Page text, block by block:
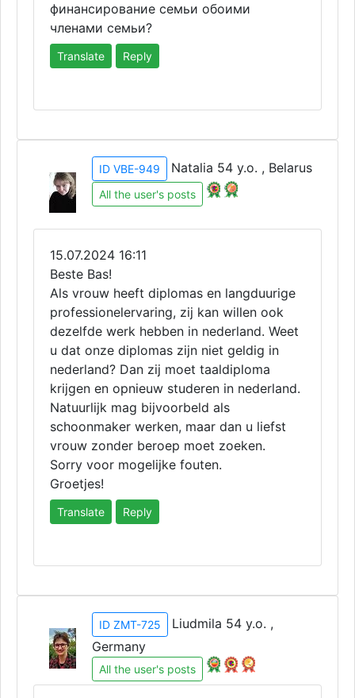
финансирование семьи обоими
членами семьи?
Translate Reply
ID VBE-949 Natalia 54 y.o. , Belarus
All the user's posts
15.07.2024 16:11
Beste Bas!
Als vrouw heeft diplomas en langduurige
professionelervaring, zij kan willen ook
dezelfde werk hebben in nederland. Weet
u dat onze diplomas zijn niet geldig in
nederland? Dan zij moet taaldiploma
krijgen en opnieuw studeren in nederland.
Natuurlijk mag bijvoorbeld als
schoonmaker werken, maar dan u liefst
vrouw zonder beroep moet zoeken.
Sorry voor mogelijke fouten.
Groetjes!
Translate Reply
ID ZMT-725
Liudmila 54 y.o. ,
Germany
All the user's posts